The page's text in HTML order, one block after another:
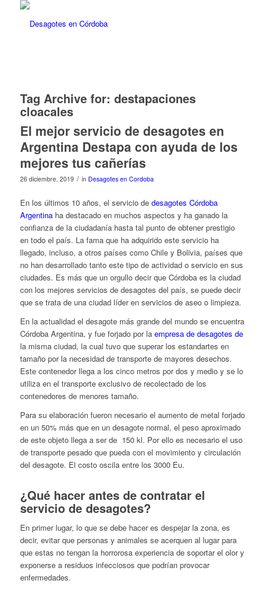
Tag Archive for: destapaciones
cloacales
El mejor servicio de desagotes en
Argentina Destapa con ayuda de los
mejores tus cañerías
26 diciembre, 2019 / in Desagotes en Cordoba
En los últimos 10 años, el servicio de desagotes Córdoba
Argentinaha destacado en muchos aspectos y ha ganado la
confianza de la ciudadanía hasta tal punto de obtener prestigio
en todo el país. La fama que ha adquirido este servicio ha
llegado, incluso, a otros países como Chile y Bolivia, países que
no han desarrollado tanto este tipo de actividad o servicio en sus
ciudades. Es más que un orgullo decir que Córdoba es la ciudad
con los mejores servicios de desagotes del país, se puede decir
que se trata de una ciudad líder en servicios de aseo o limpieza.
En la actualidad el desagote más grande del mundo se encuentra
Córdoba Argentina, y fue forjado por la empresa de desagotes de
la misma ciudad, la cual tuvo que superar los estandartes en
tamaño por la necesidad de transporte de mayores desechos.
Este contenedor llega a los cinco metros por dos y medio y se lo
utiliza en el transporte exclusivo de recolectado de los
contenedores de menores tamaño.
Para su elaboración fueron necesario el aumento de metal forjado
en un 50% más que en un desagote normal, el peso aproximado
de este objeto llega a ser de 150 kl. Por ello es necesario el uso
de transporte pesado que pueda con el movimiento y circulación
del desagote. El costo oscila entre los 3000 Eu.
¿Qué hacer antes de contratar el
servicio de desagotes?
En primer lugar, lo que se debe hacer es despejar la zona, es
decir, evitar que personas y animales se acerquen al lugar para
que estas no tengan la horrorosa experiencia de soportar el olor y
exponerse a residuos infecciosos que podrían provocar
enfermedades.